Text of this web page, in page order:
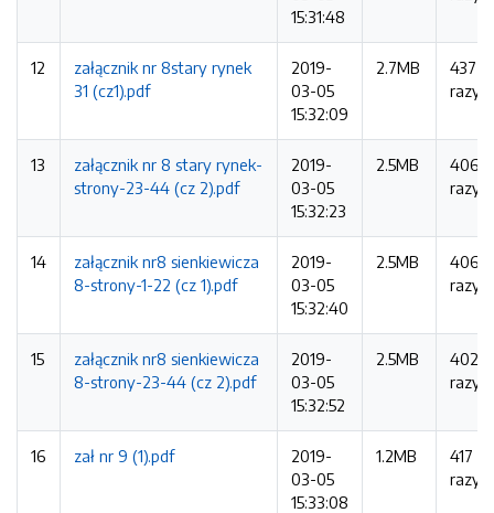
15:31:48
12
załącznik nr 8stary rynek
31 (cz1).pdf
2019-
03-05
15:32:09
2.7MB
437
razy
13
załącznik nr 8 stary rynek-
strony-23-44 (cz 2).pdf
2019-
03-05
15:32:23
2.5MB
406
razy
14
załącznik nr8 sienkiewicza
8-strony-1-22 (cz 1).pdf
2019-
03-05
15:32:40
2.5MB
406
razy
15
załącznik nr8 sienkiewicza
8-strony-23-44 (cz 2).pdf
2019-
03-05
15:32:52
2.5MB
402
razy
16 zał nr 9 (1).pdf
2019-
03-05
15:33:08
1.2MB
417
razy